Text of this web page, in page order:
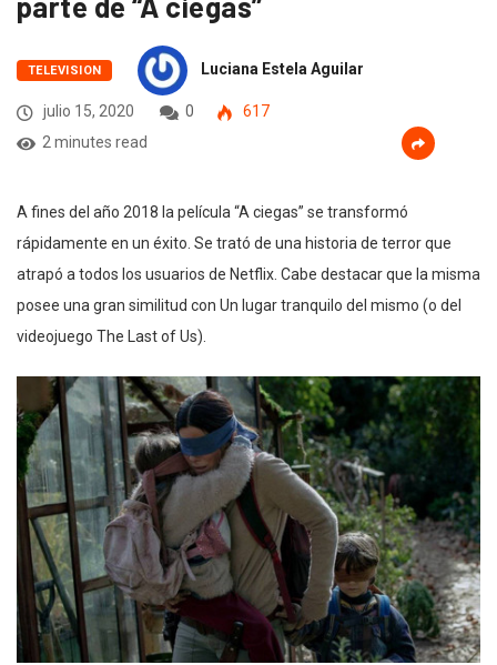
TELEVISION Luciana Estela Aguilar
julio 15, 2020 0
617
2 minutes read
A fines del año 2018 la película “A ciegas” se transformó
rápidamente en un éxito. Se trató de una historia de terror que
atrapó a todos los usuarios de Netflix. Cabe destacar que la misma
posee una gran similitud con Un lugar tranquilo del mismo (o del
videojuego The Last of Us).